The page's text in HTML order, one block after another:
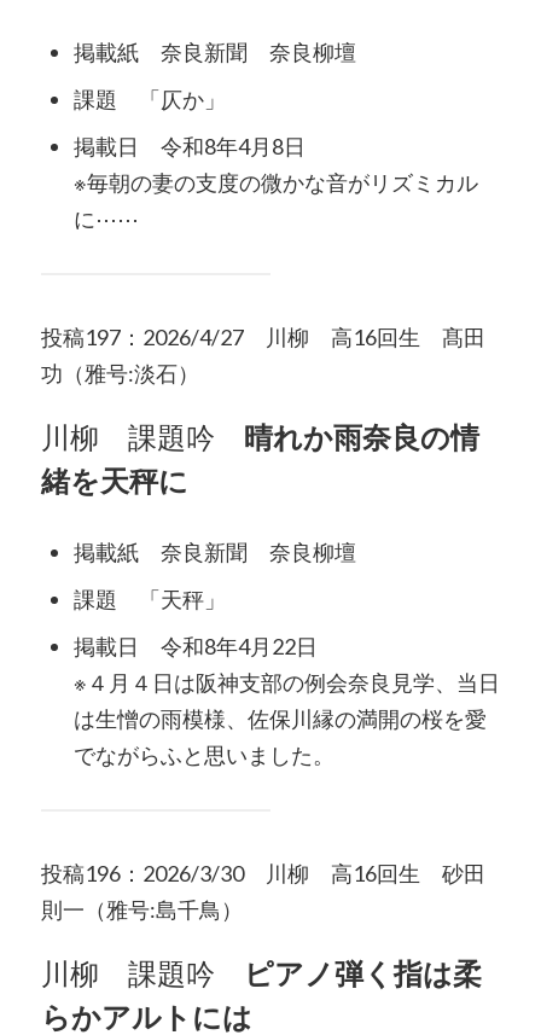
掲載紙 奈良新聞 奈良柳壇
課題 「仄か」
掲載日 令和8年4月8日
※毎朝の妻の支度の微かな音がリズミカル
に⋯⋯
投稿197：2026/4/27 川柳 高16回生 髙田
功（雅号:淡石）
川柳 課題吟 晴れか雨奈良の情
緒を天秤に
掲載紙 奈良新聞 奈良柳壇
課題 「天秤」
掲載日 令和8年4月22日
※４月４日は阪神支部の例会奈良見学、当日
は生憎の雨模様、佐保川縁の満開の桜を愛
でながらふと思いました。
投稿196：2026/3/30 川柳 高16回生 砂田
則一（雅号:島千鳥）
川柳 課題吟 ピアノ弾く指は柔
らかアルトには